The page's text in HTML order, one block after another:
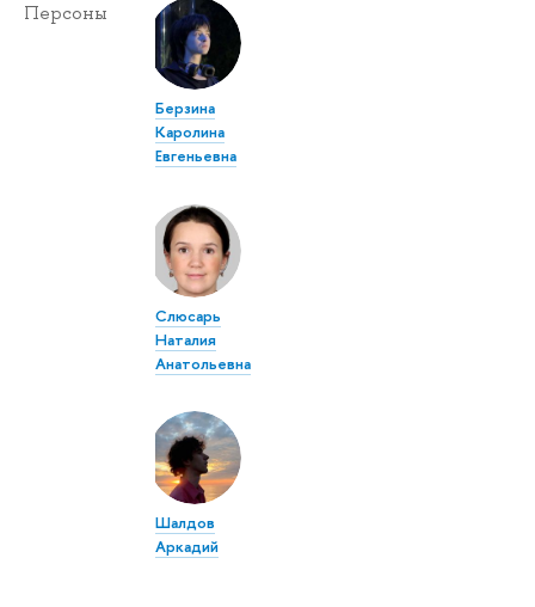
Персоны
Берзина
Каролина
Евгеньевна
Слюсарь
Наталия
Анатольевна
Шалдов
Аркадий